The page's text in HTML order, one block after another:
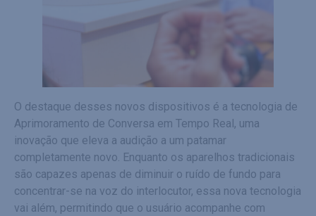
O destaque desses novos dispositivos é a tecnologia de
Aprimoramento de Conversa em Tempo Real, uma
inovação que eleva a audição a um patamar
completamente novo. Enquanto os aparelhos tradicionais
são capazes apenas de diminuir o ruído de fundo para
concentrar-se na voz do interlocutor, essa nova tecnologia
vai além, permitindo que o usuário acompanhe com